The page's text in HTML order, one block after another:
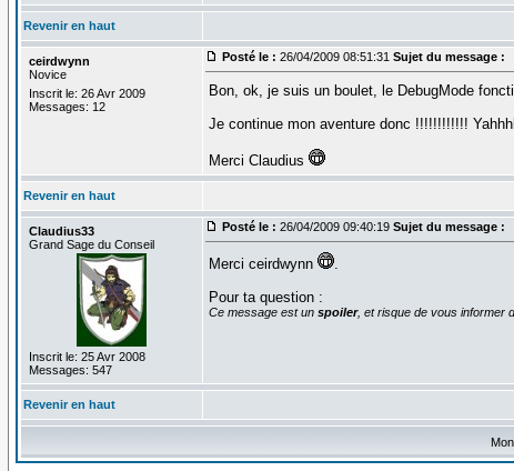
Revenir en haut
ceirdwynn
Novice
Inscrit le: 26 Avr 2009
Messages: 12
Posté le : 26/04/2009 08:51:31 Sujet du message :
Bon, ok, je suis un boulet, le DebugMode
Je continue mon aventure donc !!!!!!!!!!!!
Merci Claudius
Revenir en haut
Claudius33
Grand Sage du Conseil
Inscrit le: 25 Avr 2008
Messages: 547
Posté le : 26/04/2009 09:40:19 Sujet du message :
Merci ceirdwynn
.
Pour ta question :
Ce message est un spoiler, et risque de vous informer
Revenir en haut